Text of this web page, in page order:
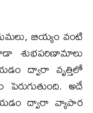
బియ్యం వంటి
శుభపరిణామాలు
ద్వారా వృత్తిలో
అదే
ద్వారా వ్యాపార